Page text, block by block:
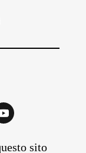
sito